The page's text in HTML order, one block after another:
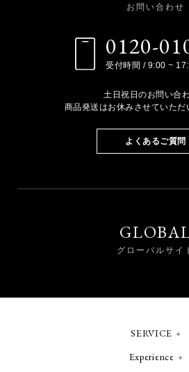
お問い合わせ
0120-
受付時間 / 9:00 ~
土日祝日のお問い合わ
商品発送はお休みさせていただ
よくあるご質問
グローバルサイ
SERVICE
Experience